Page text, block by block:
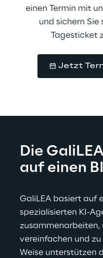
einen Termin mit
und sichern Sie
Tagesticket
Jetzt
Die
auf einen
GaliLEA basiert auf
spezialisierten KI-
zusammenarbeiten,
vereinfachen und
Weise unterstützen